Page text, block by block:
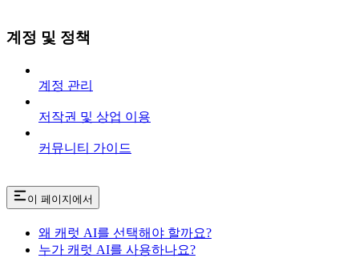
계정 및 정책
계정 관리
저작권 및 상업 이용
커뮤니티 가이드
이 페이지에서
왜 캐럿 AI를 선택해야 할까요?
누가 캐럿 AI를 사용하나요?